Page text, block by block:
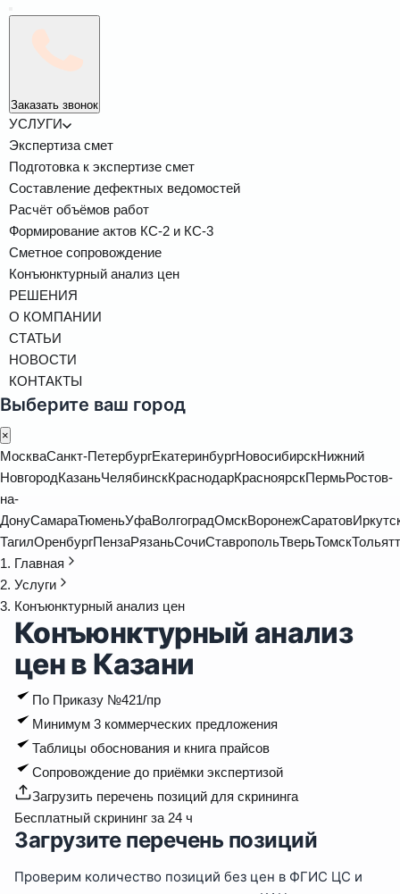
Заказать звонок
УСЛУГИ
Экспертиза смет
Подготовка к экспертизе смет
Составление дефектных ведомостей
Расчёт объёмов работ
Формирование актов КС-2 и КС-3
Сметное сопровождение
Конъюнктурный анализ цен
РЕШЕНИЯ
О КОМПАНИИ
СТАТЬИ
НОВОСТИ
КОНТАКТЫ
Выберите ваш город
×
МоскваСанкт-ПетербургЕкатеринбургНовосибирскНижний
НовгородКазаньЧелябинскКраснодарКрасноярскПермьРостов-
на-
ДонуСамараТюменьУфаВолгоградОмскВоронежСаратов
ТагилОренбургПензаРязаньСочиСтавропольТверьТомск
Главная
Услуги
Конъюнктурный анализ цен
Конъюнктурный анализ
цен в Казани
По Приказу №421/пр
Минимум 3 коммерческих предложения
Таблицы обоснования и книга прайсов
Сопровождение до приёмки экспертизой
Загрузить перечень позиций для скрининга
Бесплатный скрининг за 24 ч
Загрузите перечень позиций
Проверим количество позиций без цен в ФГИС ЦС и